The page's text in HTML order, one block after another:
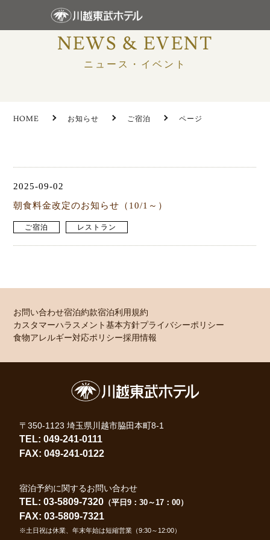
NEWS & EVENT
ニュース・イベント
HOME お知らせ ご宿泊 ページ
2025-09-02
朝食料金改定のお知らせ（10/1～）
ご宿泊 レストラン
お問い合わせ宿泊約款宿泊利用規約
カスタマーハラスメント基本方針プライバシーポリシー
食物アレルギー対応ポリシー採用情報
〒350-1123 埼玉県川越市脇田本町8-1
TEL: 049-241-0111
FAX: 049-241-0122
宿泊予約に関するお問い合わせ
TEL: 03-5809-7320 （平日9：30～17：00）
FAX: 03-5809-7321
※土日祝は休業、年末年始は短縮営業（9:30～12:00）